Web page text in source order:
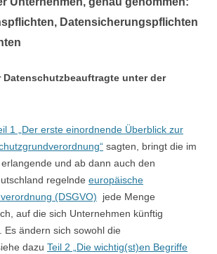
Datensicherungspflichten
unter der
1 „Der erste einordnende Überblick zur
sagten, bringt die im
und ab dann auch den
regelnde europäische
(DSGVO) jede Menge
auf die sich Unternehmen künftig
Es ändern sich sowohl die
dazu Teil 2 „Die wichtig(st)en Begriffe